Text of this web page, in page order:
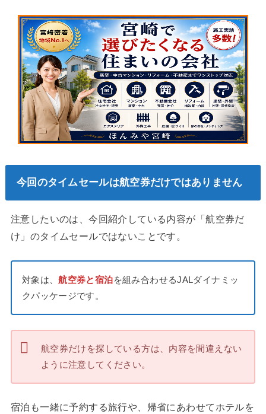
今回のタイムセールは航空券だけではありません
注意したいのは、今回紹介している内容が「航空券だ
け」のタイムセールではないことです。
対象は、航空券と宿泊を組み合わせるJALダイナミッ
クパッケージです。
航空券だけを探している方は、内容を間違えない
ように注意してください。
宿泊も一緒に予約する旅行や、帰省にあわせてホテルを